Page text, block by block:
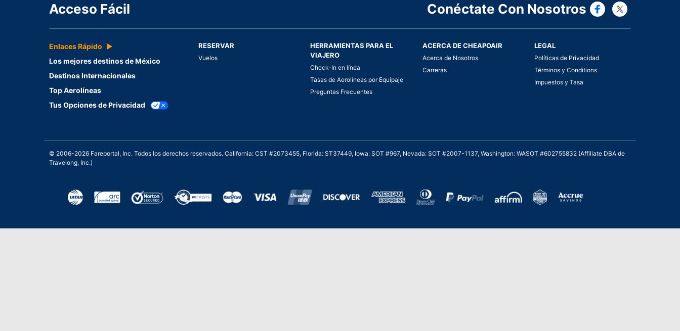
Acceso Fácil Conéctate Con Nosotros Connect
Enlaces Rápido
Los mejores destinos de México
Destinos Internacionales
Top Aerolíneas
Tus Opciones de Privacidad
RESERVAR
Vuelos
HERRAMIENTAS PARA EL
VIAJERO
Check-In en línea
Tasas de Aerolíneas por Equipaje
Preguntas Frecuentes
ACERCA DE CHEAPOAIR
Acerca de Nosotros
Carreras
LEGAL
Políticas de Privacidad
Términos y Conditions
Impuestos y Tasa
© 2006-2026 Fareportal, Inc. Todos los derechos reservados. California: CST #2073455, Florida: ST37449, Iowa: SOT #967, Nevada: SOT #2007-1137, Washington: WASOT #602755832 (Affiliate DBA de
Travelong, Inc.)